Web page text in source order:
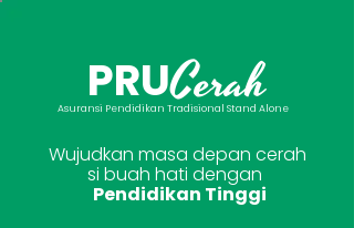
PRUCerah
Asuransi Pendidikan Tradisional Stand Alone
Wujudkan masa depan cerah
si buah hati dengan
Pendidikan Tinggi